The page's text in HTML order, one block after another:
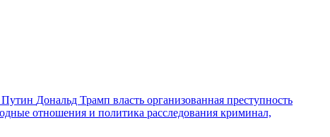
Дональд Трамп власть организованная преступность
отношения и политика расследования криминал,